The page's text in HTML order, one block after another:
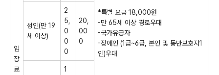
입
장
료
*특별 요금 18,000원
-만 65세 이상 경로우대
-국가유공자
-장애인 (1급~6급 본인 및 동반보호자1
인)우대
성인(만 19
세 이상)
2
5,
0
0
0
20,
00
0
1